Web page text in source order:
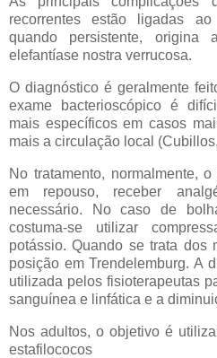
recorrentes estão ligadas
quando persistente,
elefantíase nostra verrucosa.
O diagnóstico é geralmente
exame bacterioscópico é
mais específicos em casos
mais a circulação local
No tratamento, normalmente,
em repouso, receber
necessário. No caso de
costuma-se utilizar
potássio. Quando se trata dos
posição em Trendelemburg. A
utilizada pelos fisioterapeutas
sanguínea e linfática e a
Nos adultos, o objetivo é
estafilococos